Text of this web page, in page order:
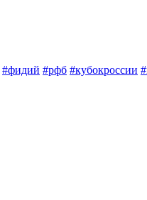
#фидий #рфб #кубокроссии